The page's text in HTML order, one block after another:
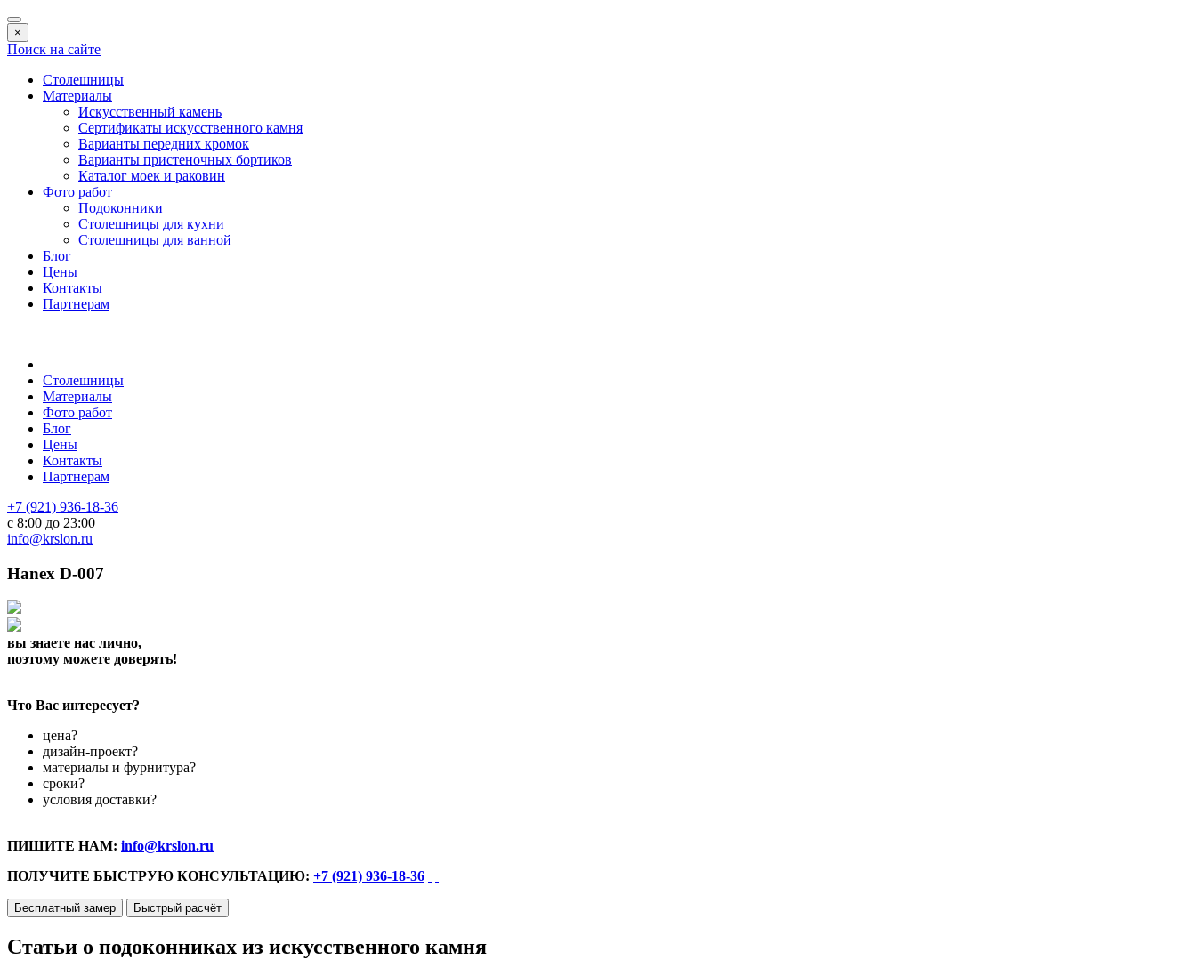
×
Поиск на сайте
Столешницы
Материалы
Искусственный камень
Сертификаты искусственного камня
Варианты передних кромок
Варианты пристеночных бортиков
Каталог моек и раковин
Фото работ
Подоконники
Столешницы для кухни
Столешницы для ванной
Блог
Цены
Контакты
Партнерам
Столешницы
Материалы
Фото работ
Блог
Цены
Контакты
Партнерам
+7 (921) 936-18-36
с 8:00 до 23:00
info@krslon.ru
Hanex D-007
вы знаете нас лично,
поэтому можете доверять!
Что Вас интересует?
цена?
дизайн-проект?
материалы и фурнитура?
сроки?
условия доставки?
ПИШИТЕ НАМ: info@krslon.ru
ПОЛУЧИТЕ БЫСТРУЮ КОНСУЛЬТАЦИЮ: +7 (921) 936-18-36
Бесплатный замер Быстрый расчёт
Статьи о подоконниках из искусственного камня